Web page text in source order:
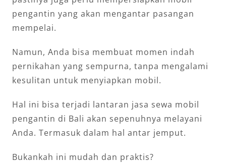
pengantin yang akan mengantar pasangan
mempelai.
Namun, Anda bisa membuat momen indah
pernikahan yang sempurna, tanpa mengalami
kesulitan untuk menyiapkan mobil.
Hal ini bisa terjadi lantaran jasa sewa mobil
pengantin di Bali akan sepenuhnya melayani
Anda. Termasuk dalam hal antar jemput.
Bukankah ini mudah dan praktis?